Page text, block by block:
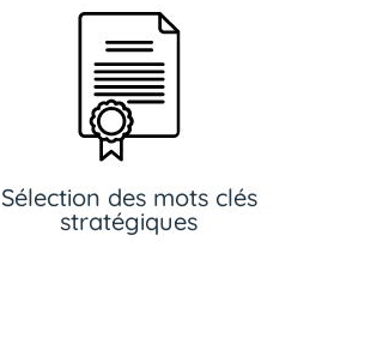
Sélection des mots clés
stratégiques